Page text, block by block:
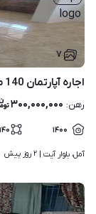
۷
اجاره آپارتمان 140 متر در بلوار آیت
رهن: ۳۰۰,۰۰۰,۰۰۰
۱۴۰۰ ۱۴۰
آمل، بلوار آیت | ۲ روز پیش